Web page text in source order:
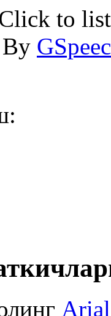
to
Arial